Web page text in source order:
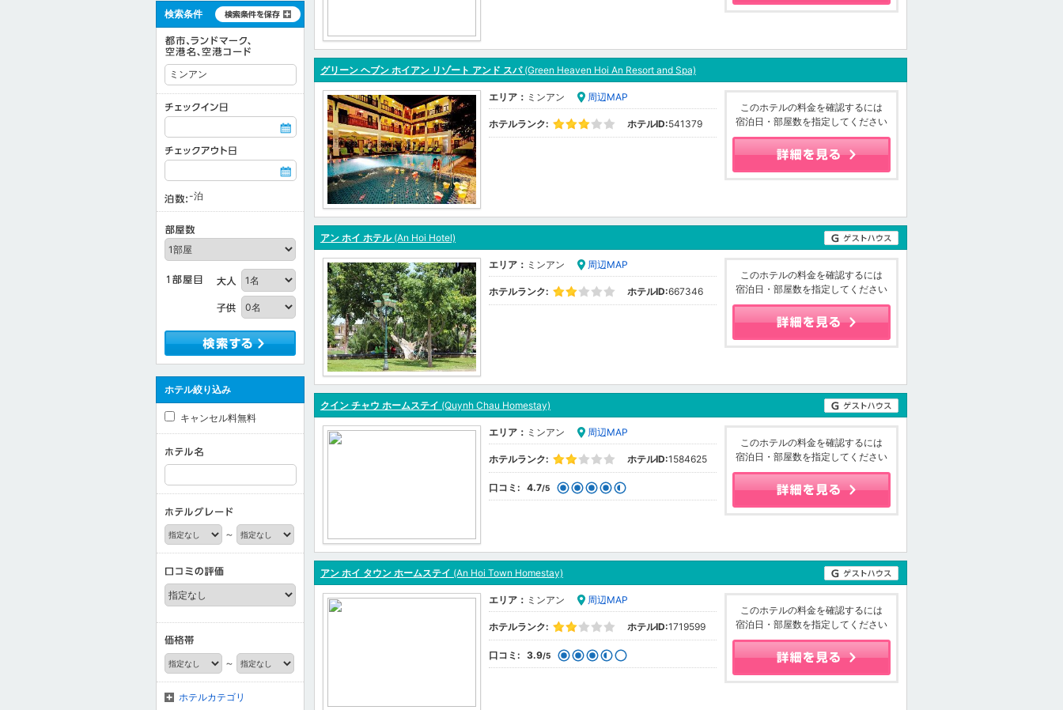
グリーン ヘブン ホイアン リゾート アンド スパ(Green Heaven Hoi An Resort and Spa)
エリア： ミンアン 周辺MAP
ホテルランク: ホテルID:541379
このホテルの料金を確認するには
宿泊日・部屋数を指定してください
アン ホイ ホテル(An Hoi Hotel)
エリア： ミンアン 周辺MAP
ホテルランク: ホテルID:667346
このホテルの料金を確認するには
宿泊日・部屋数を指定してください
クイン チャウ ホームステイ (Quynh Chau Homestay)
エリア： ミンアン 周辺MAP
ホテルランク: ホテルID:1584625
口コミ: 4.7/5
このホテルの料金を確認するには
宿泊日・部屋数を指定してください
アン ホイ タウン ホームステイ (An Hoi Town Homestay)
エリア： ミンアン 周辺MAP
ホテルランク: ホテルID:1719599
口コミ: 3.9/5
このホテルの料金を確認するには
宿泊日・部屋数を指定してください
検索条件
-泊
ホテル絞り込み
キャンセル料無料
～
～
ホテルカテゴリ